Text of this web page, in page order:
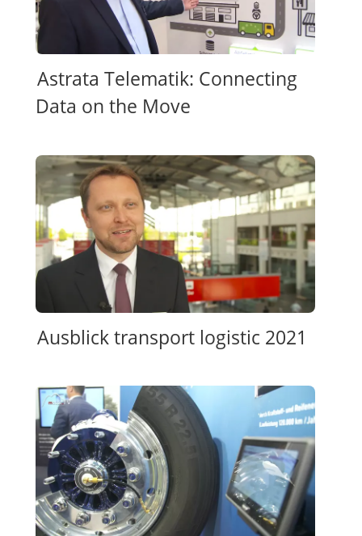
Astrata Telematik: Connecting
Data on the Move
Ausblick transport logistic 2021